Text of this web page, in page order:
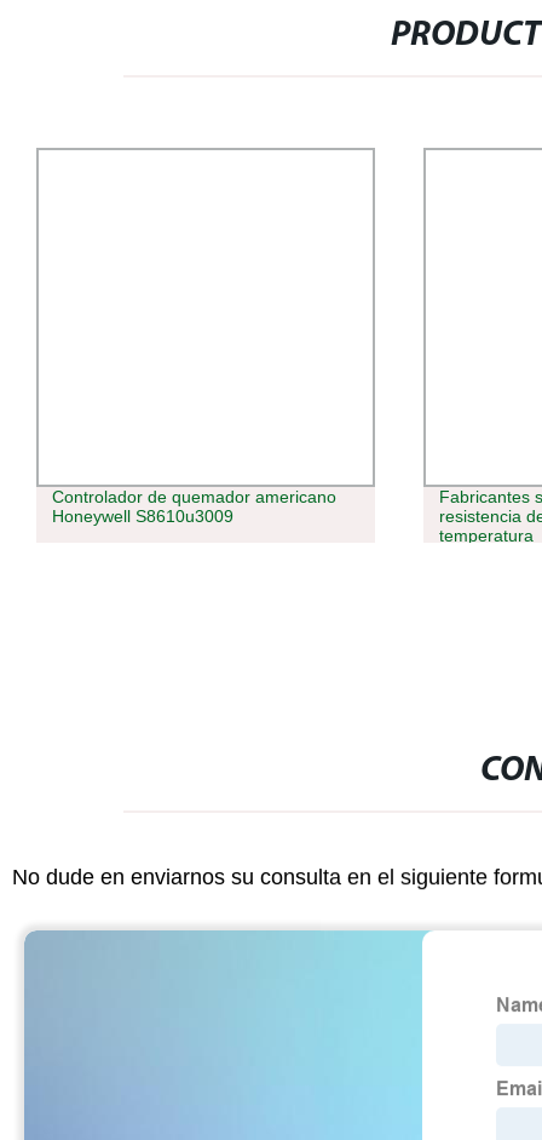
Controlador de quemador americano
Honeywell S8610u3009
Fabricantes
resistencia
temperatura
No dude en enviarnos su consulta en el siguiente